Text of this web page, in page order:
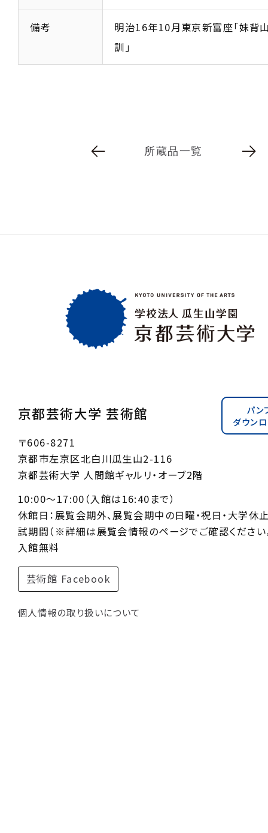
備考
明治16年10月東京新富座「妹背
訓」
所蔵品一覧
京都芸術大学 芸術館
パン
ダウン
〒606-8271
京都市左京区北白川瓜生山2-116
京都芸術大学 人間館ギャルリ・オーブ2階
10:00〜17:00（入館は16:40まで）
休館日：展覧会期外、展覧会期中の日曜・祝日・大学休
試期間（※詳細は展覧会情報のページでご確認ください
入館無料
芸術館 Facebook
個人情報の取り扱いについて